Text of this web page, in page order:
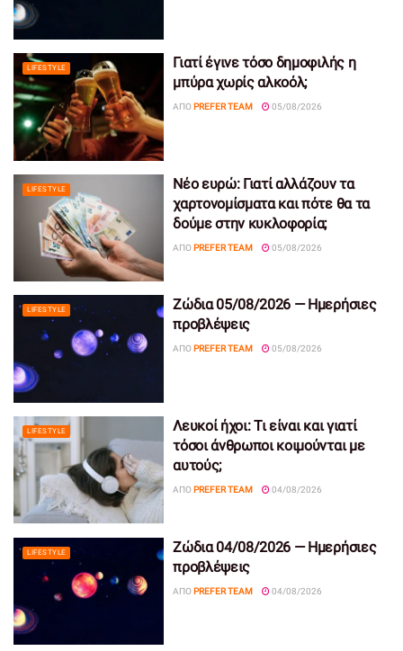
LIFESTYLE
Γιατί έγινε τόσο δημοφιλής η
μπύρα χωρίς αλκοόλ;
ΑΠΌ PREFER TEAM 05/08/2026
LIFESTYLE
Νέο ευρώ: Γιατί αλλάζουν τα
χαρτονομίσματα και πότε θα τα
δούμε στην κυκλοφορία;
ΑΠΌ PREFER TEAM 05/08/2026
LIFESTYLE
Ζώδια 05/08/2026 — Ημερήσιες
προβλέψεις
ΑΠΌ PREFER TEAM 05/08/2026
LIFESTYLE
Λευκοί ήχοι: Τι είναι και γιατί
τόσοι άνθρωποι κοιμούνται με
αυτούς;
ΑΠΌ PREFER TEAM 04/08/2026
LIFESTYLE
Ζώδια 04/08/2026 — Ημερήσιες
προβλέψεις
ΑΠΌ PREFER TEAM 04/08/2026